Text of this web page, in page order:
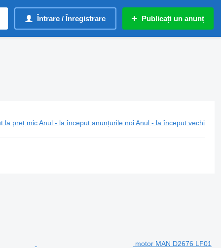
Întrare / Înregistrare Publicați un anunț
la preț mic Anul - la început anunțurile noi Anul - la început vechi
motor MAN D2676 LF01